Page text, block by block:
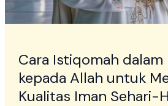
Cara Istiqomah dalam
kepada Allah untuk
Kualitas Iman Sehari-
Iman